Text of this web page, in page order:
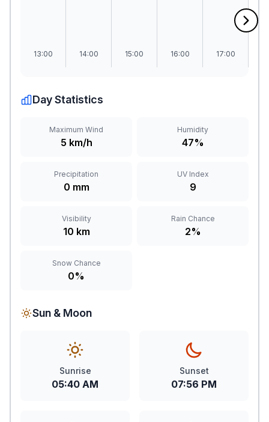
13:00 14:00 15:00 16:00 17:00
Day Statistics
Maximum Wind
5 km/h
Humidity
47%
Precipitation
0 mm
UV Index
9
Visibility
10 km
Rain Chance
2%
Snow Chance
0%
Sun & Moon
Sunrise
05:40 AM
Sunset
07:56 PM